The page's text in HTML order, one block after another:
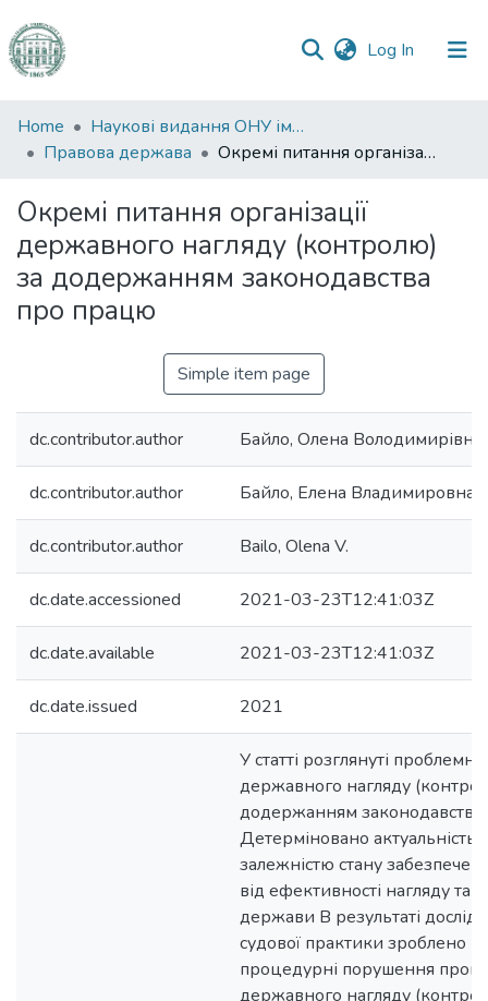
Log In (current)
Communities
&
All of DSpace
Statistics
Home
Наукові видання ОНУ імені І. І. Мечникова
Правова держава
Окремі питання організації державного нагляду (контролю) за додержанням законодавства про працю
Окремі питання організації
державного нагляду (контролю)
за додержанням законодавства
про працю
Simple item page
dc.contributor.author Байло, Олена Володимирівна
dc.contributor.author Байло, Елена Владимировна
dc.contributor.author Bailo, Olena V.
dc.date.accessioned 2021-03-23T12:41:03Z
dc.date.available 2021-03-23T12:41:03Z
dc.date.issued 2021
У статті розглянуті проблемні
державного нагляду
додержанням
Детерміновано
залежністю стану
від ефективності нагляду та
держави В результаті
судової практики зроблено
процедурні порушення
державного нагляду